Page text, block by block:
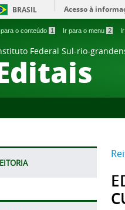
BRASIL Acesso à
o conteúdo 1 Ir para o menu 2
Federal Sul-rio-